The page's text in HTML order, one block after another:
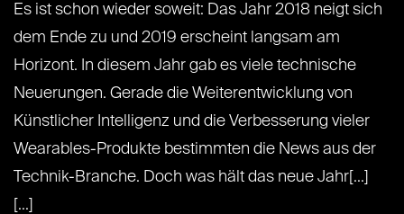
Es ist schon wieder soweit: Das Jahr 2018 neigt sich
dem Ende zu und 2019 erscheint langsam am
Horizont. In diesem Jahr gab es viele technische
Neuerungen. Gerade die Weiterentwicklung von
Künstlicher Intelligenz und die Verbesserung vieler
Wearables-Produkte bestimmten die News aus der
Technik-Branche. Doch was hält das neue Jahr[...]
[...]